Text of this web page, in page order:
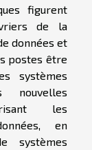
figurent
de la
données et
postes être
systèmes
nouvelles
les
en
systèmes